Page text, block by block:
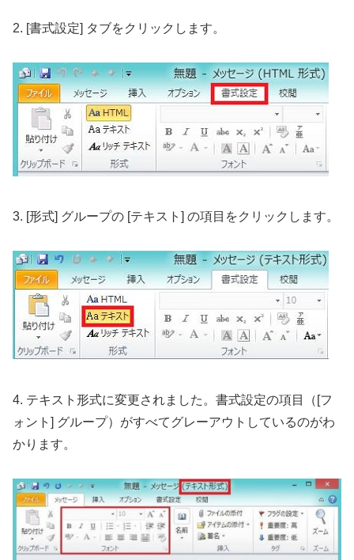
2. [書式設定] タブをクリックします。
3. [形式] グループの [テキスト] の項目をクリックします。
4. テキスト形式に変更されました。書式設定の項目（[フ
ォント] グループ）がすべてグレーアウトしているのがわ
かります。